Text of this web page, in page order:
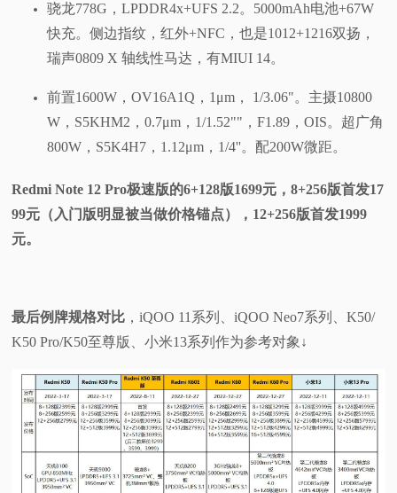
骁龙778G，LPDDR4x+UFS 2.2。5000mAh电池+67W
快充。侧边指纹，红外+NFC，也是1012+1216双扬，
瑞声0809 X 轴线性马达，有MIUI 14。
前置1600W，OV16A1Q，1μm， 1/3.06"。主摄10800
W，S5KHM2，0.7μm，1/1.52""，F1.89，OIS。超广角
800W，S5K4H7，1.12μm，1/4''。配200W微距。
Redmi Note 12 Pro极速版的6+128版1699元，8+256版首发17
99元（入门版明显被当做价格锚点），12+256版首发1999
元。
最后例牌规格对比 ，iQOO 11系列、iQOO Neo7系列、K50/
K50 Pro/K50至尊版、小米13系列作为参考对象↓